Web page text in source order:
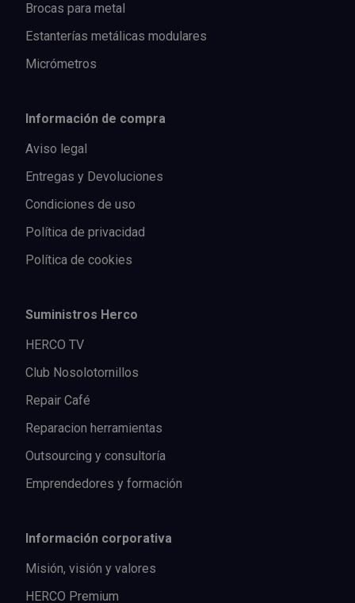
Brocas para metal
Estanterías metálicas modulares
Micrómetros
Información de compra
Aviso legal
Entregas y Devoluciones
Condiciones de uso
Política de privacidad
Política de cookies
Suministros Herco
HERCO TV
Club Nosolotornillos
Repair Café
Reparacion herramientas
Outsourcing y consultoría
Emprendedores y formación
Información corporativa
Misión, visión y valores
HERCO Premium